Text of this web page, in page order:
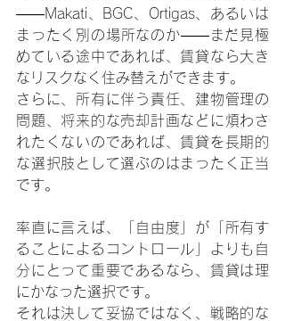
――Makati、BGC、Ortigas、あるいは
まったく別の場所なのか――まだ見極
めている途中であれば、賃貸なら大き
なリスクなく住み替えができます。
さらに、所有に伴う責任、建物管理の
問題、将来的な売却計画などに煩わさ
れたくないのであれば、賃貸を長期的
な選択肢として選ぶのはまったく正当
です。
率直に言えば、「自由度」が「所有す
ることによるコントロール」よりも自
分にとって重要であるなら、賃貸は理
にかなった選択です。
それは決して妥協ではなく、戦略的な